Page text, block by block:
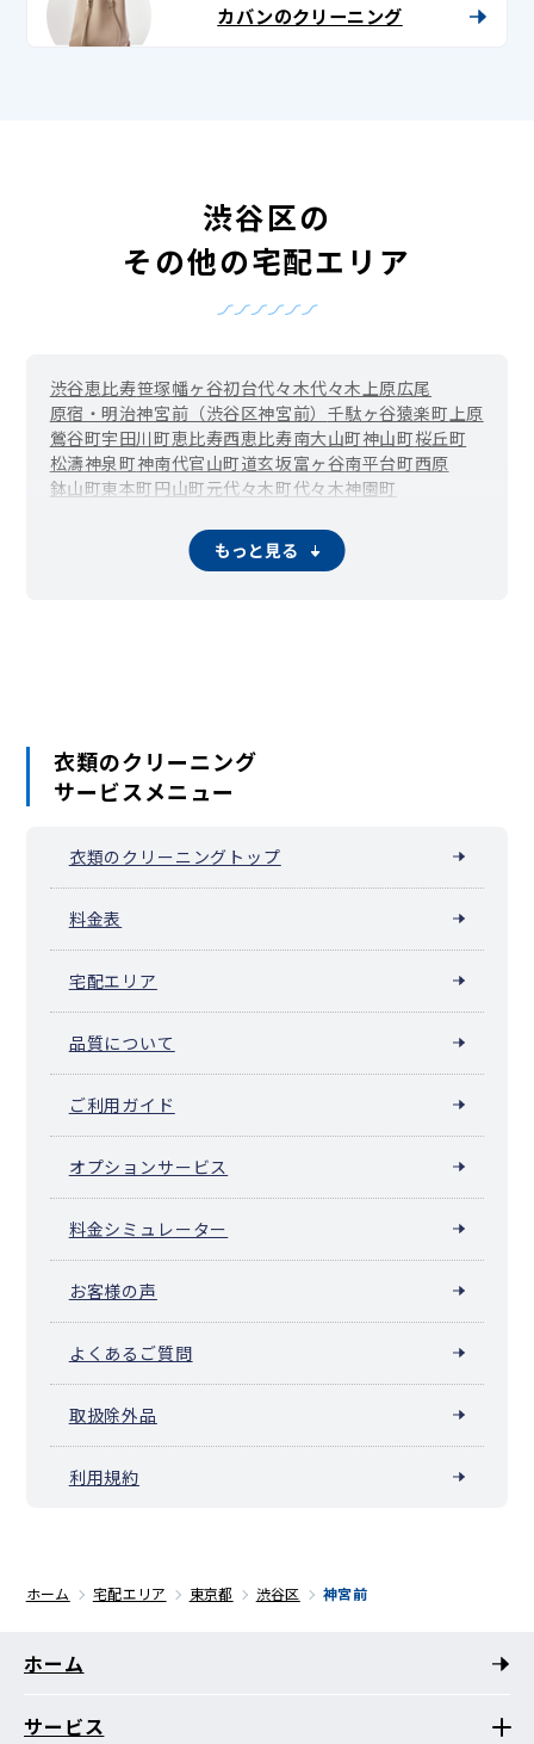
カバンのクリーニング
渋谷区の
その他の宅配エリア
渋谷恵比寿笹塚幡ヶ谷初台代々木代々木上原広尾
原宿・明治神宮前（渋谷区神宮前） 千駄ヶ谷猿楽町 上原
鶯谷町宇田川町恵比寿西恵比寿南大山町神山町桜丘町
松濤神泉町神南代官山町道玄坂富ヶ谷南平台町西原
鉢山町東本町円山町元代々木町代々木神園町
もっと見る
衣類のクリーニング
サービスメニュー
衣類のクリーニングトップ
料金表
宅配エリア
品質について
ご利用ガイド
オプションサービス
料金シミュレーター
お客様の声
よくあるご質問
取扱除外品
利用規約
ホーム 宅配エリア 東京都 渋谷区 神宮前
ホーム
サービス